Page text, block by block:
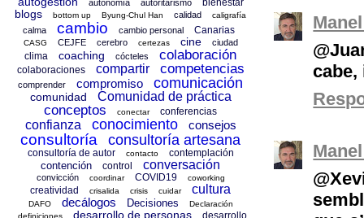
autonomía autoritarismo bienestar
blogs bottom up Byung-Chul Han calidad caligrafía
calma cambio cambio personal Canarias
CASG CEJFE cerebro certezas cine ciudad
clima coaching cócteles colaboración
colaboraciones compartir competencias
comprender compromiso comunicación
comunidad Comunidad de práctica
conceptos conectar conferencias
confianza conocimiento consejos
consultoría consultoría artesana
consultoría de autor contacto contemplación
contención control conversación
convicción coordinar COVID19 coworking
creatividad crisalida crisis cuidar cultura
DAFO decálogos Decisiones
Declaración
desarrollo de personas